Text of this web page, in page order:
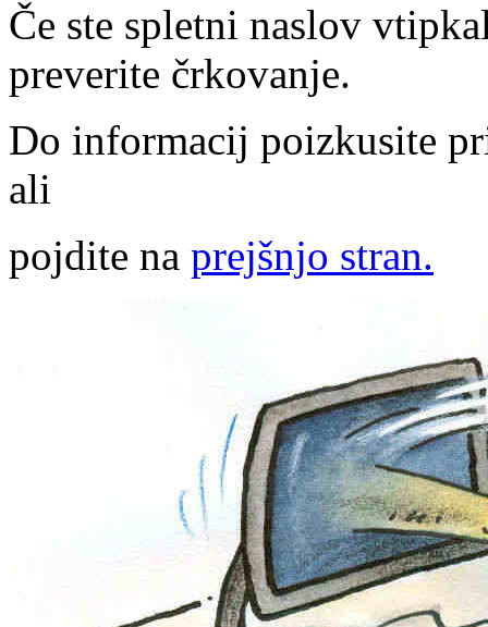
Če ste spletni naslov
preverite črkovanje.
Do informacij poizkusite
ali
pojdite na prejšnjo stran.